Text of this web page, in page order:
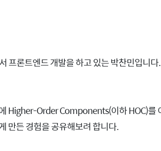
프론트엔드 개발을 하고 있는 박찬민입니다.
Higher-Order Components(이하 HOC)를
만든 경험을 공유해보려 합니다.